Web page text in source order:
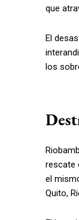
que
El
los
rescate
el
Quito,